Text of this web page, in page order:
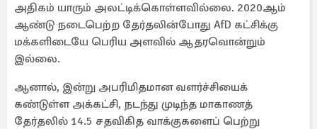
அதிகம் யாரும் அலட்டிக்கொள்ளவில்லை. 2020ஆம்
ஆண்டு நடைபெற்ற தேர்தலின்போது AfD கட்சிக்கு
மக்களிடையே பெரிய அளவில் ஆதரவொன்றும்
இல்லை.
ஆனால், இன்று அபரிமிதமான வளர்ச்சியைக்
கண்டுள்ள அக்கட்சி, நடந்து முடிந்த மாகாணத்
தேர்தலில் 14.5 சதவிகித வாக்குகளைப் பெற்று